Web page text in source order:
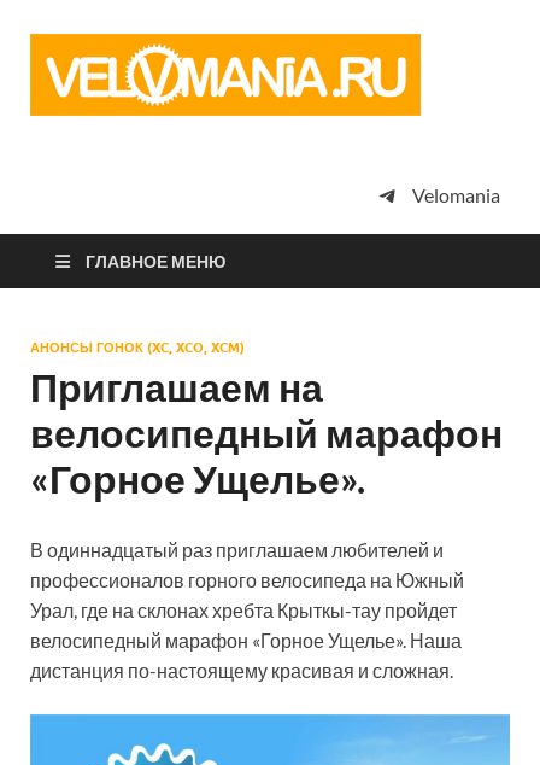
просто
Velomania
ГЛАВНОЕ МЕНЮ
АНОНСЫ ГОНОК (XC, XCO, XCM)
Приглашаем на
велосипедный марафон
«Горное Ущелье».
В одиннадцатый раз приглашаем любителей и
профессионалов горного велосипеда на Южный
Урал, где на склонах хребта Крыткы-тау пройдет
велосипедный марафон «Горное Ущелье». Наша
дистанция по-настоящему красивая и сложная.